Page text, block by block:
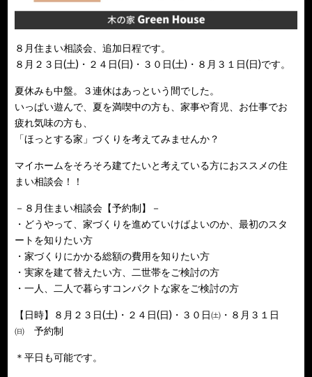
８月住まい相談会、追加日程です。
８月２３日(土)・２４日(日)・３０日(土)・８月３１日(日)です。
夏休みも中盤。３連休はあっという間でした。
いっぱい遊んで、夏を満喫中の方も、家事や育児、お仕事でお
疲れ気味の方も、
「ほっとする家」づくりを考えてみませんか？
マイホームをそろそろ建てたいと考えている方におススメの住
まい相談会！！
－８月住まい相談会【予約制】－
・どうやって、家づくりを進めていけばよいのか、最初のスタ
ートを知りたい方
・家づくりにかかる総額の費用を知りたい方
・実家を建て替えたい方、二世帯をご検討の方
・一人、二人で暮らすコンパクトな家をご検討の方
【日時】８月２３日(土)・２４日(日)・３０日㈯・８月３１日
㈰ 予約制
＊平日も可能です。